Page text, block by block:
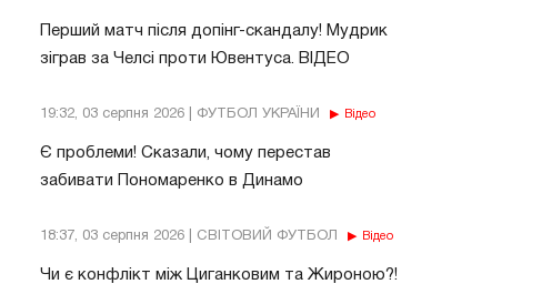
Перший матч після допінг-скандалу! Мудрик
зіграв за Челсі проти Ювентуса. ВІДЕО
19:32, 03 серпня 2026 | ФУТБОЛ УКРАЇНИ Відео
Є проблеми! Сказали, чому перестав
забивати Пономаренко в Динамо
18:37, 03 серпня 2026 | СВІТОВИЙ ФУТБОЛ Відео
Чи є конфлікт між Циганковим та Жироною?!